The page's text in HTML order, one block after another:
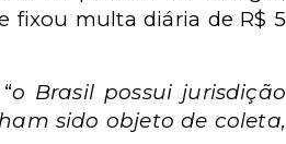
fixou multa diária de R$ 5
o Brasil possui jurisdição
sido objeto de coleta,